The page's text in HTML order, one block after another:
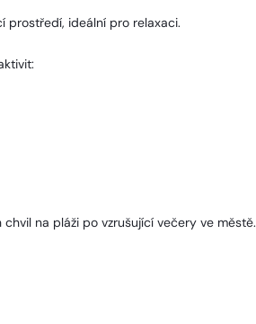
prostředí, ideální pro relaxaci.
na pláži po vzrušující večery ve městě.